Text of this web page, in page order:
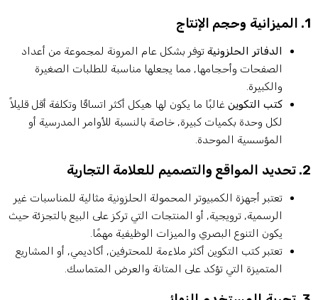
الدفاتر الحلزونيةتوفر بشكل عام المرونة لمجموعة من أعداد
الصفحات وأحجامها, مما يجعلها مناسبة للطلبات الصغيرة
والكبيرة.
كتب التكوينغالبًا ما يكون لها هيكل أكثر اتساقًا وتكلفة أقل قليلاً
لكل وحدة بكميات كبيرة, خاصة بالنسبة للأوامر المدرسية أو
المؤسسية الموحدة.
تعتبر أجهزة الكمبيوتر المحمولة الحلزونية مثالية للمناسبات غير
الرسمية, ترويجية, أو المنتجات التي تركز على البيع بالتجزئة حيث
يكون التنوع البصري والميزات الوظيفية مهمًا.
تعتبر كتب التكوين أكثر ملاءمة للمحترفين, أكاديمي, أو المشاريع
المتميزة التي تؤكد على المتانة والعرض المتماسك.